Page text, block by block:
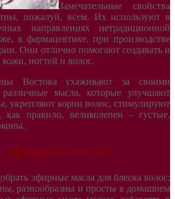
Замечательные свойства
пожалуй, всем. Их используют в
направлениях нетрадиционной
в фармацевтике, при производстве
Они отлично помогают создавать и
ногтей и волос.
Востока ухаживают за своими
различные масла, которые улучшают
укрепляют корни волос, стимулируют
как правило, великолепен – густые,
эфирное масло?
эфирные масла для блеска волос:
разнообразны и просты в домашнем